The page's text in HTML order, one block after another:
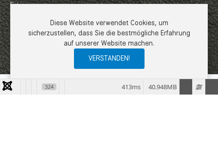
My Wishlist Compare
Impressum
Datenschutzerklärung
COPYRIGHT © 2026 EMME LEDER GMBH. ALLE RECHTE VORBEHALTEN.
Diese Website verwendet Cookies, um
sicherzustellen, dass Sie die bestmögliche Erfahrung
auf unserer Website machen.
VERSTANDEN!
324 40.948MB
413ms